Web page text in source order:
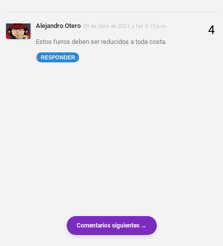
Alejandro Otero 29 de abril de 2021 a las 5:13 p.m.
Estos furros deben ser reducidos a toda costa.
RESPONDER
Comentarios siguientes →